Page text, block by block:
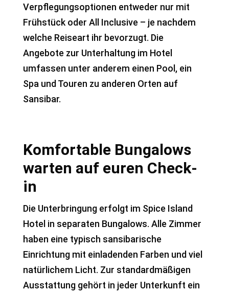
Verpflegungsoptionen entweder nur mit
Frühstück oder All Inclusive – je nachdem
welche Reiseart ihr bevorzugt. Die
Angebote zur Unterhaltung im Hotel
umfassen unter anderem einen Pool, ein
Spa und Touren zu anderen Orten auf
Sansibar.
Komfortable Bungalows
warten auf euren Check-
in
Die Unterbringung erfolgt im Spice Island
Hotel in separaten Bungalows. Alle Zimmer
haben eine typisch sansibarische
Einrichtung mit einladenden Farben und viel
natürlichem Licht. Zur standardmäßigen
Ausstattung gehört in jeder Unterkunft ein